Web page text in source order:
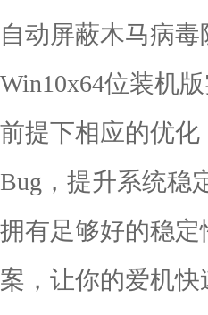
自动屏蔽木马病
Win10x64位装机
前提下相应的优
Bug，提升系统稳
拥有足够好的稳
案，让你的爱机快